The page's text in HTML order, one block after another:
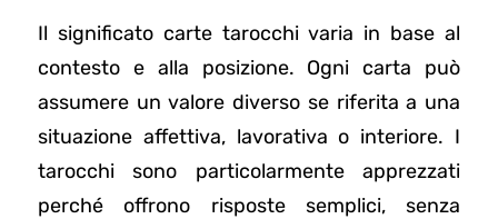
Il significato carte tarocchi varia in base al
contesto e alla posizione. Ogni carta può
assumere un valore diverso se riferita a una
situazione affettiva, lavorativa o interiore. I
tarocchi sono particolarmente apprezzati
perché offrono risposte semplici, senza